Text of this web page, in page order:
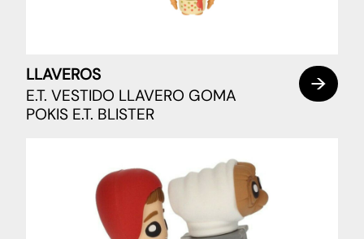
LLAVEROS
E.T. VESTIDO LLAVERO GOMA
POKIS E.T. BLISTER